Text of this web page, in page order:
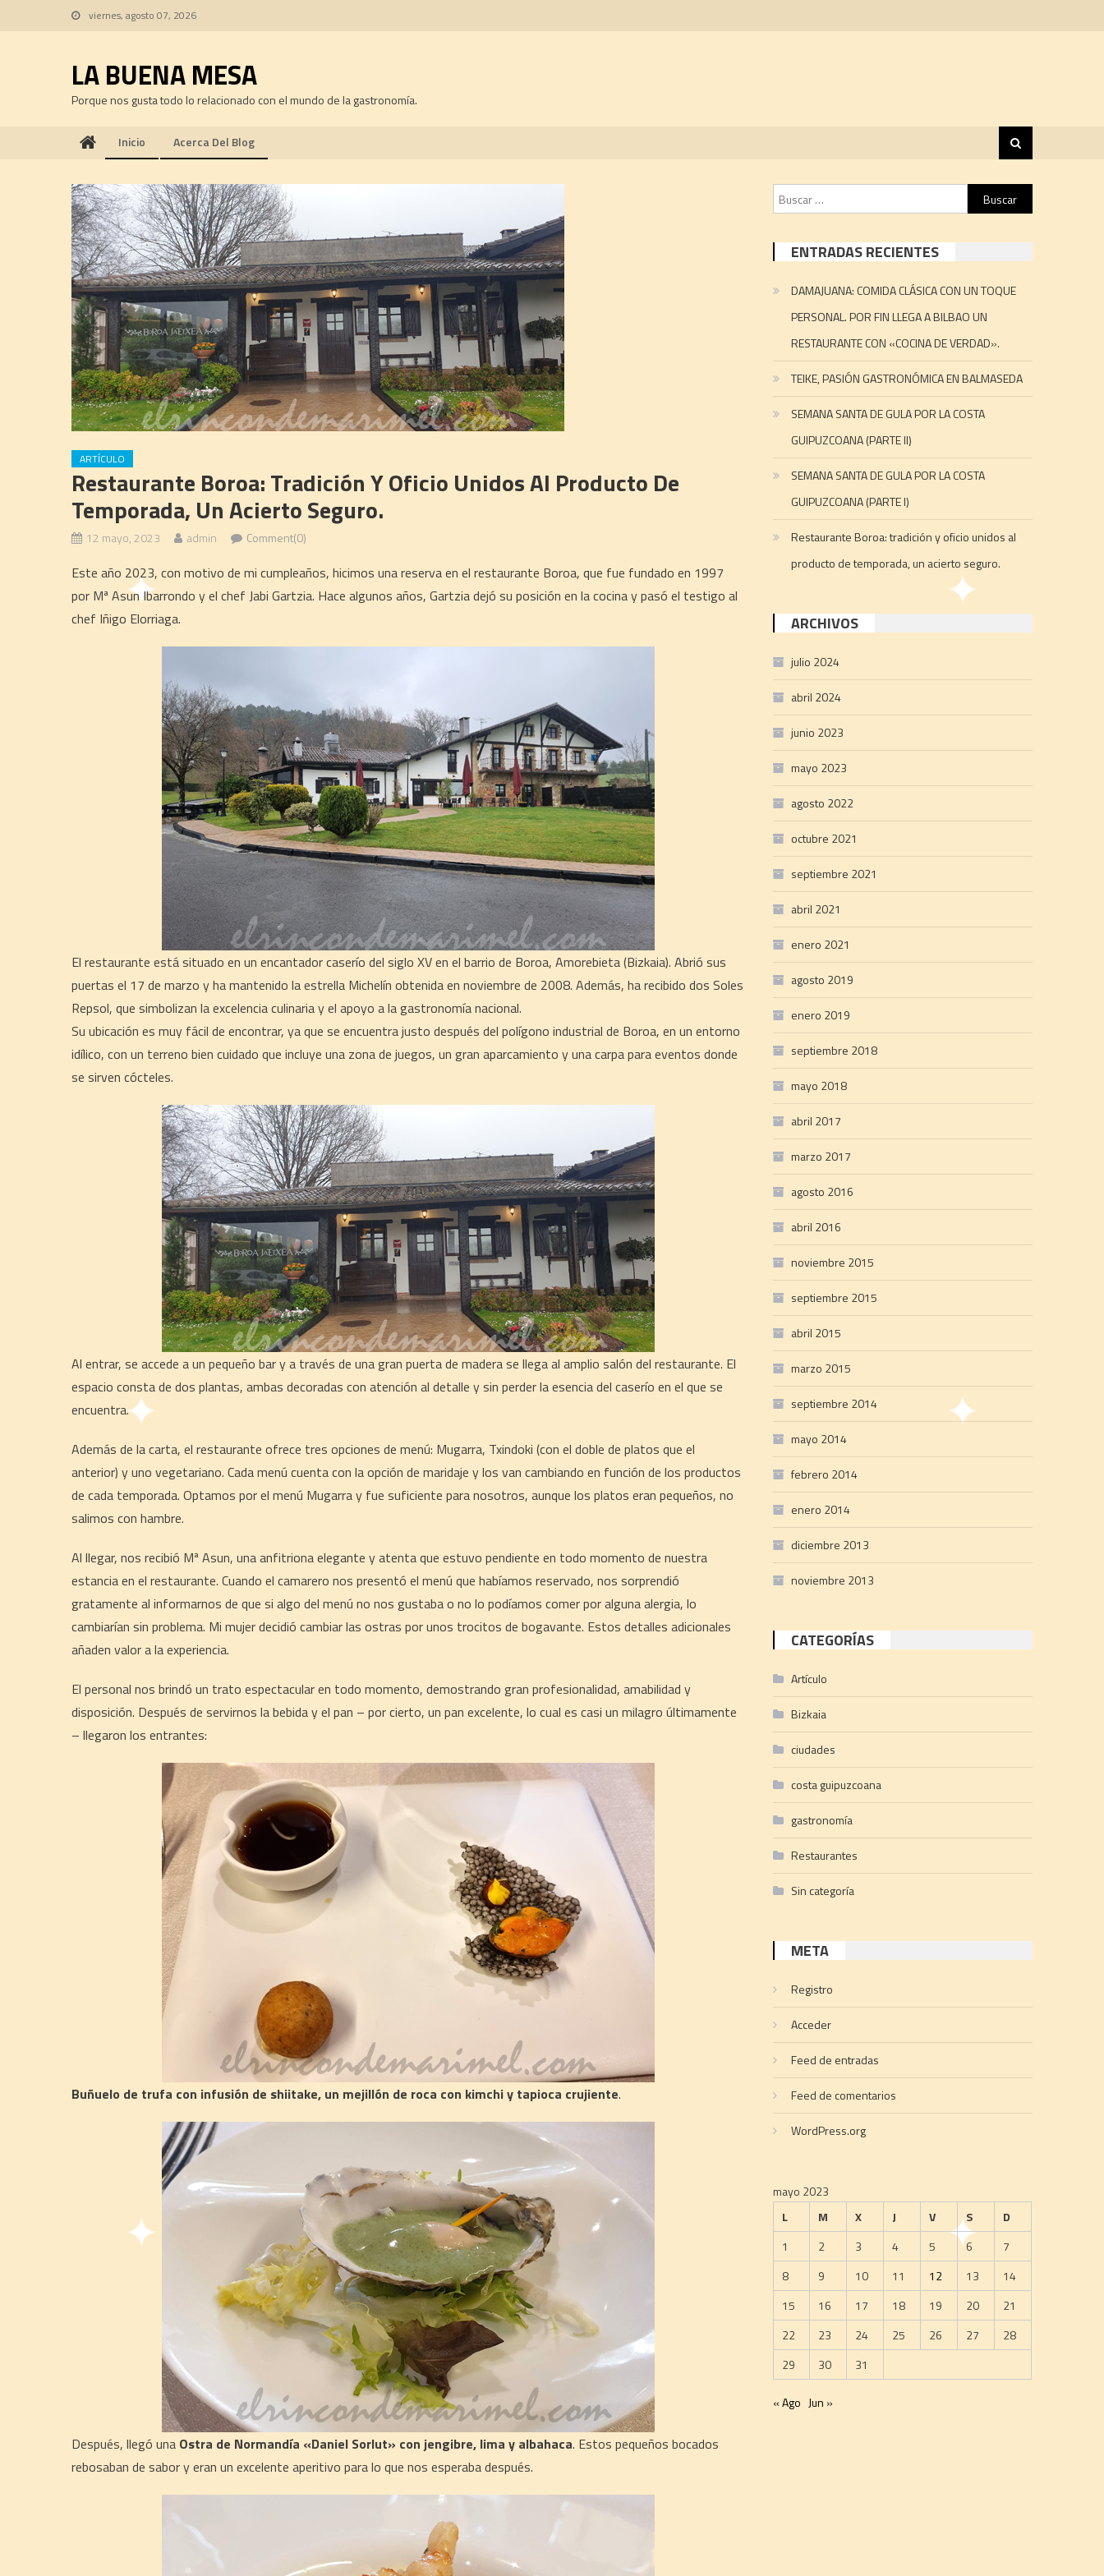
viernes, agosto 07, 2026
LA BUENA MESA
Porque nos gusta todo lo relacionado con el mundo de la gastronomía.
Inicio Acerca Del Blog
ARTÍCULO
Restaurante Boroa: Tradición Y Oficio Unidos Al Producto De
Temporada, Un Acierto Seguro.
12 mayo, 2023 admin Comment(0)
Este año 2023, con motivo de mi cumpleaños, hicimos una reserva en el restaurante Boroa, que fue fundado en 1997
por Mª Asun Ibarrondo y el chef Jabi Gartzia. Hace algunos años, Gartzia dejó su posición en la cocina y pasó el testigo al
chef Iñigo Elorriaga.
El restaurante está situado en un encantador caserío del siglo XV en el barrio de Boroa, Amorebieta (Bizkaia). Abrió sus
puertas el 17 de marzo y ha mantenido la estrella Michelín obtenida en noviembre de 2008. Además, ha recibido dos Soles
Repsol, que simbolizan la excelencia culinaria y el apoyo a la gastronomía nacional.
Su ubicación es muy fácil de encontrar, ya que se encuentra justo después del polígono industrial de Boroa, en un entorno
idílico, con un terreno bien cuidado que incluye una zona de juegos, un gran aparcamiento y una carpa para eventos donde
se sirven cócteles.
Al entrar, se accede a un pequeño bar y a través de una gran puerta de madera se llega al amplio salón del restaurante. El
espacio consta de dos plantas, ambas decoradas con atención al detalle y sin perder la esencia del caserío en el que se
encuentra.
Además de la carta, el restaurante ofrece tres opciones de menú: Mugarra, Txindoki (con el doble de platos que el
anterior) y uno vegetariano. Cada menú cuenta con la opción de maridaje y los van cambiando en función de los productos
de cada temporada. Optamos por el menú Mugarra y fue suficiente para nosotros, aunque los platos eran pequeños, no
salimos con hambre.
Al llegar, nos recibió Mª Asun, una anfitriona elegante y atenta que estuvo pendiente en todo momento de nuestra
estancia en el restaurante. Cuando el camarero nos presentó el menú que habíamos reservado, nos sorprendió
gratamente al informarnos de que si algo del menú no nos gustaba o no lo podíamos comer por alguna alergia, lo
cambiarían sin problema. Mi mujer decidió cambiar las ostras por unos trocitos de bogavante. Estos detalles adicionales
añaden valor a la experiencia.
El personal nos brindó un trato espectacular en todo momento, demostrando gran profesionalidad, amabilidad y
disposición. Después de servirnos la bebida y el pan – por cierto, un pan excelente, lo cual es casi un milagro últimamente
– llegaron los entrantes:
Buñuelo de trufa con infusión de shiitake, un mejillón de roca con kimchi y tapioca crujiente.
Después, llegó una Ostra de Normandía «Daniel Sorlut» con jengibre, lima y albahaca. Estos pequeños bocados
rebosaban de sabor y eran un excelente aperitivo para lo que nos esperaba después.
Buscar:
ENTRADAS RECIENTES
DAMAJUANA: COMIDA CLÁSICA CON UN TOQUE
PERSONAL. POR FIN LLEGA A BILBAO UN
RESTAURANTE CON «COCINA DE VERDAD».
TEIKE, PASIÓN GASTRONÓMICA EN BALMASEDA
SEMANA SANTA DE GULA POR LA COSTA
GUIPUZCOANA (PARTE II)
SEMANA SANTA DE GULA POR LA COSTA
GUIPUZCOANA (PARTE I)
Restaurante Boroa: tradición y oficio unidos al
producto de temporada, un acierto seguro.
ARCHIVOS
julio 2024
abril 2024
junio 2023
mayo 2023
agosto 2022
octubre 2021
septiembre 2021
abril 2021
enero 2021
agosto 2019
enero 2019
septiembre 2018
mayo 2018
abril 2017
marzo 2017
agosto 2016
abril 2016
noviembre 2015
septiembre 2015
abril 2015
marzo 2015
septiembre 2014
mayo 2014
febrero 2014
enero 2014
diciembre 2013
noviembre 2013
CATEGORÍAS
Artículo
Bizkaia
ciudades
costa guipuzcoana
gastronomía
Restaurantes
Sin categoría
META
Registro
Acceder
Feed de entradas
Feed de comentarios
WordPress.org
mayo 2023
L
M X J V S
D
1
2 3 4 5 6
7
8
9 10 11 12 13
14
15
16 17 18 19 20
21
22
23 24 25 26 27
28
29
30 31
« Ago Jun »